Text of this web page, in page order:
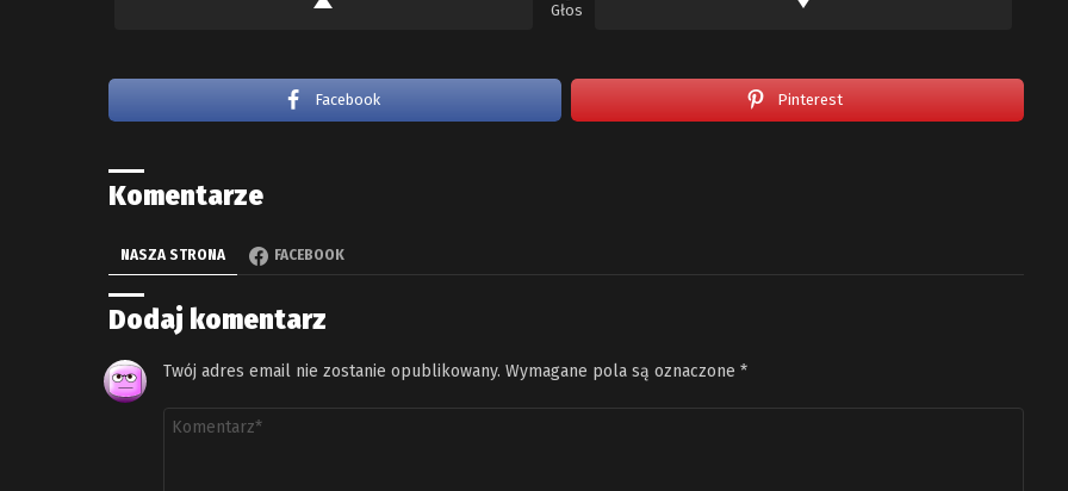
Głos
Facebook Pinterest
Komentarze
NASZA STRONA FACEBOOK
Dodaj komentarz
Twój adres email nie zostanie opublikowany. Wymagane pola są oznaczone *
Komentarz